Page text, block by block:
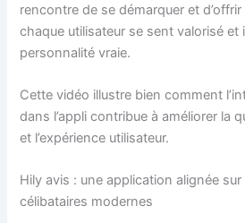
rencontre de se démarquer et
chaque utilisateur se sent valorisé et
personnalité vraie.
Cette vidéo illustre bien comment
dans l’appli contribue à améliorer la
et l’expérience utilisateur.
Hily avis : une application alignée
célibataires modernes